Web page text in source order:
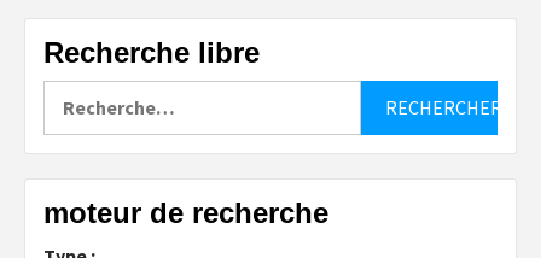
Recherche libre
moteur de recherche